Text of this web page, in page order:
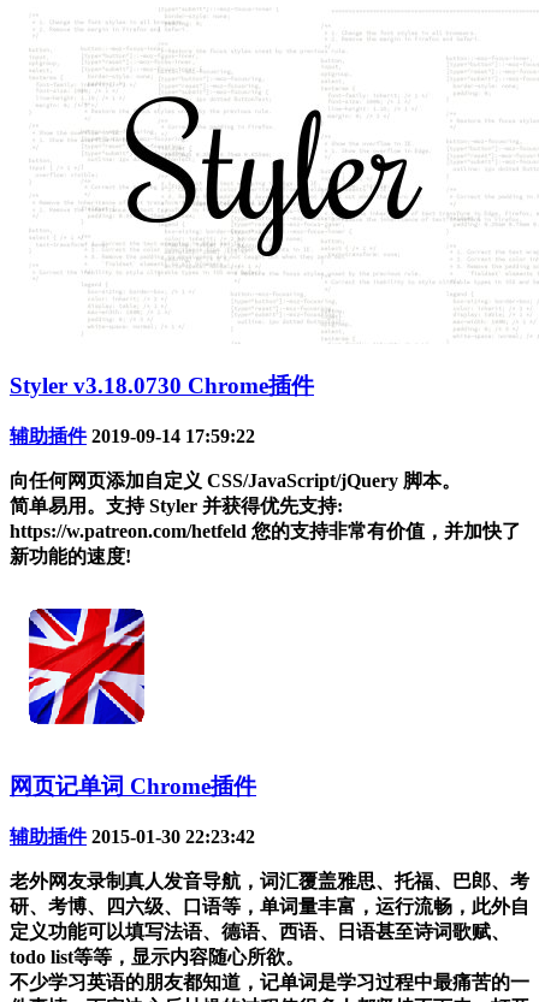
Styler v3.18.0730 Chrome插件
辅助插件 2019-09-14 17:59:22
向任何网页添加自定义 CSS/JavaScript/jQuery 脚本。
简单易用。支持 Styler 并获得优先支持:
https://w.patreon.com/hetfeld 您的支持非常有价值，并加快了
新功能的速度!
网页记单词 Chrome插件
辅助插件 2015-01-30 22:23:42
老外网友录制真人发音导航，词汇覆盖雅思、托福、巴郎、考
研、考博、四六级、口语等，单词量丰富，运行流畅，此外自
定义功能可以填写法语、德语、西语、日语甚至诗词歌赋、
todo list等等，显示内容随心所欲。
不少学习英语的朋友都知道，记单词是学习过程中最痛苦的一